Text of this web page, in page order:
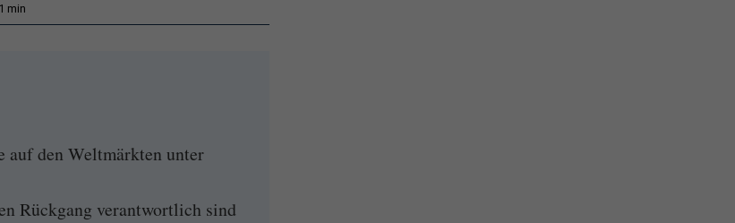
1 min
auf den Weltmärkten unter
Rückgang verantwortlich sind